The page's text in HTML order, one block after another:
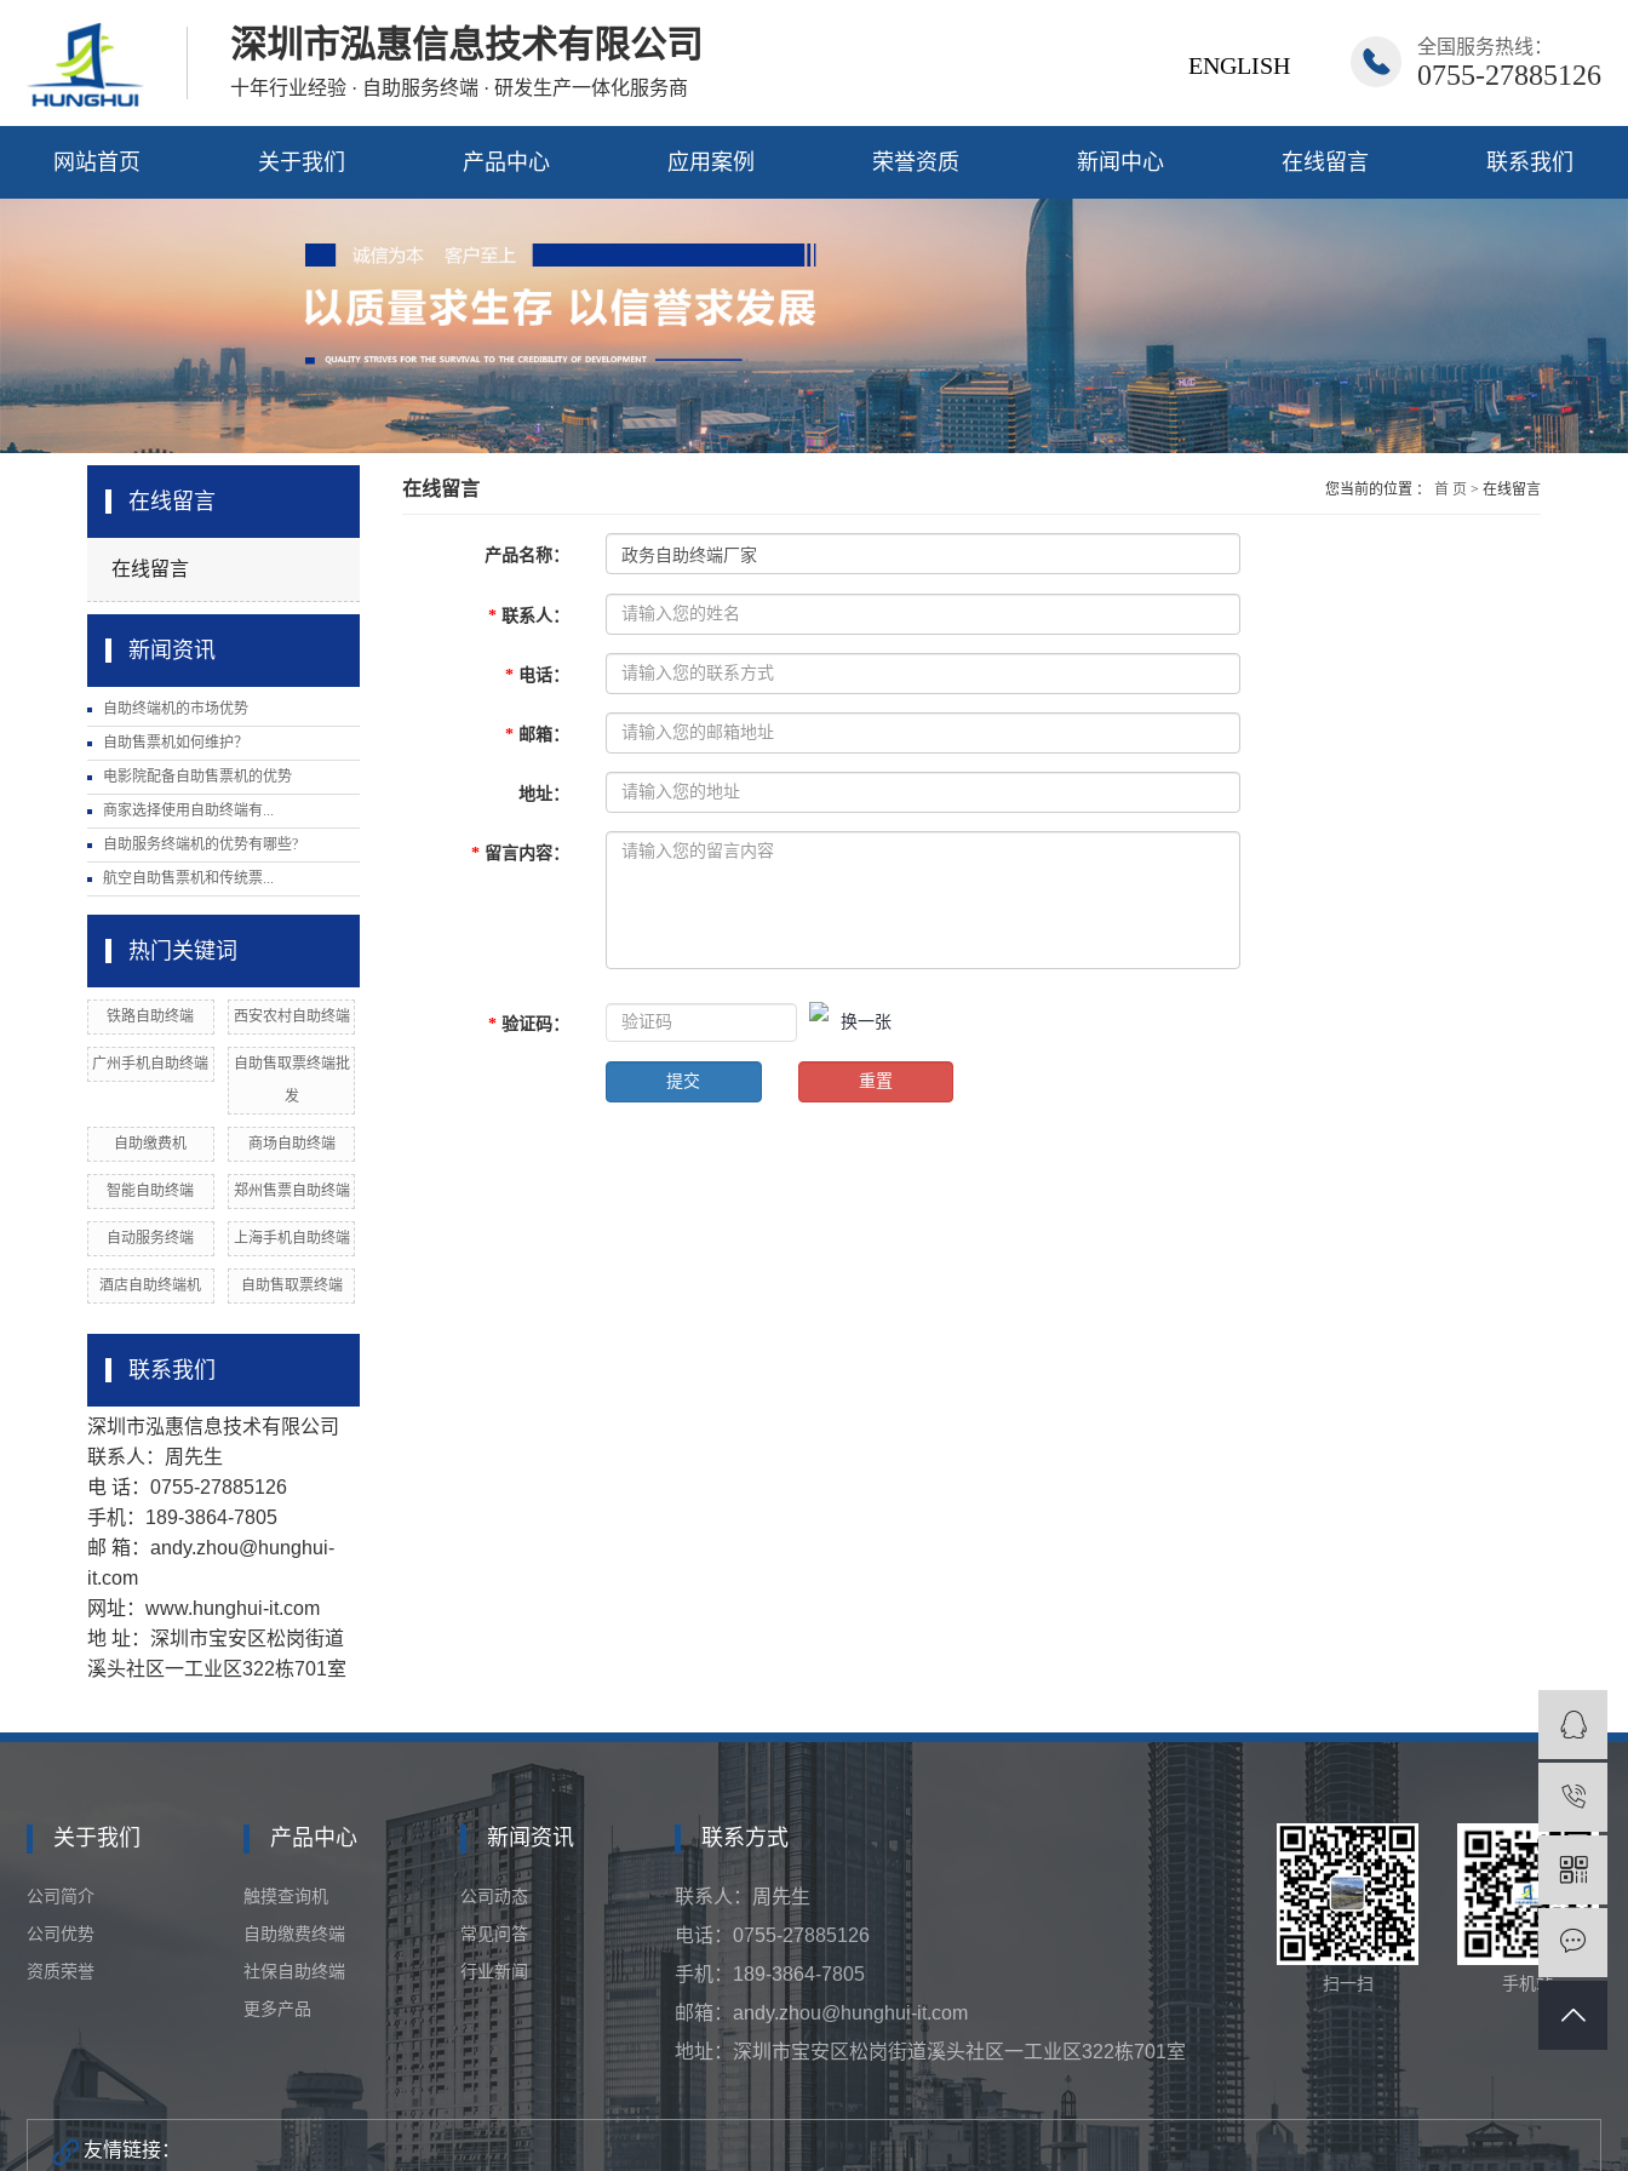
深圳市泓惠信息技术有限公司
十年行业经验 · 自助服务终端 · 研发生产一体化服务商
全国服务热线：
0755-27885126
ENGLISH
网站首页 关于我们 产品中心 应用案例 荣誉资质 新闻中心 在线留言 联系我们
在线留言
在线留言
新闻资讯
自助终端机的市场优势
自助售票机如何维护？
电影院配备自助售票机的优势
商家选择使用自助终端有...
自助服务终端机的优势有哪些?
航空自助售票机和传统票...
热门关键词
铁路自助终端 西安农村自助终端
广州手机自助终端
自助售取票终端批
发
自助缴费机 商场自助终端
智能自助终端 郑州售票自助终端
自动服务终端 上海手机自助终端
酒店自助终端机 自助售取票终端
联系我们
深圳市泓惠信息技术有限公司
联系人：周先生
电 话：0755-27885126
手机：189-3864-7805
邮 箱：andy.zhou@hunghui-
it.com
网址：www.hunghui-it.com
地 址： 深圳市宝安区松岗街道
溪头社区一工业区322栋701室
在线留言 您当前的位置 ： 首 页 > 在线留言
产品名称：
* 联系人：
* 电话：
* 邮箱：
地址：
* 留言内容：
* 验证码： 换一张
关于我们
公司简介
公司优势
资质荣誉
产品中心
触摸查询机
自助缴费终端
社保自助终端
更多产品
新闻资讯
公司动态
常见问答
行业新闻
联系方式
联系人：周先生
电话：0755-27885126
手机：189-3864-7805
邮箱：andy.zhou@hunghui-it.com
地址： 深圳市宝安区松岗街道溪头社区一工业区322栋701室
扫一扫 手机站
友情链接：